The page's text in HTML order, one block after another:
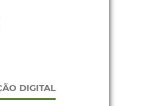
DIGITAL